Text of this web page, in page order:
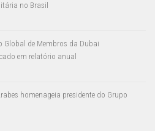
no Brasil
Global de Membros da Dubai
em relatório anual
homenageia presidente do Grupo